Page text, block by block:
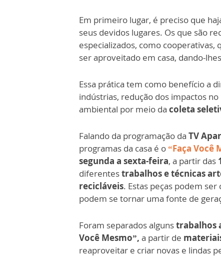
Em primeiro lugar, é preciso que
seus devidos lugares. Os que são
especializados, como
ser aproveitado em casa, dando-
Essa prática tem como benefício a
indústrias, redução dos impactos
ambiental por meio da coleta
Falando da programação da TV
programas da casa é o“Faça Você
segunda a sexta-feira, a partir das
diferentestrabalhos e técnicas
recicláveis. Estas peças podem
podem se tornar uma fonte de
Foram separados algunstrabalhos
Você Mesmo”, a partir de
reaproveitar e criar novas e lindas